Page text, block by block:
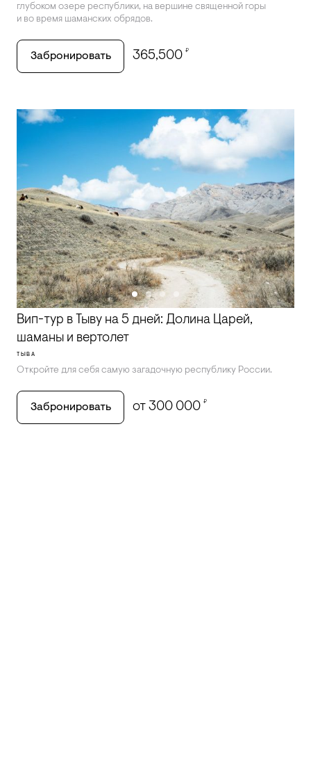
глубоком озере республики, на вершине священной горы
и во время шаманских обрядов.
Забронировать 365,500 ₽
Вип-тур в Тыву на 5 дней: Долина Царей,
шаманы и вертолет
ТЫВА
Откройте для себя самую загадочную республику России.
Забронировать от 300 000 ₽